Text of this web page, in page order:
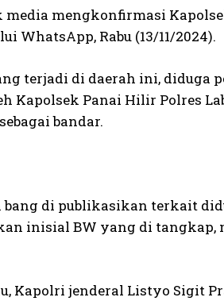
mengkonfirmasi
WhatsApp, Rabu (13/11/2024).
terjadi di daerah ini, diduga
Kapolsek Panai Hilir Polres
bandar.
bang di publikasikan terkait
inisial BW yang di
Kapolri jenderal Listyo Sigit